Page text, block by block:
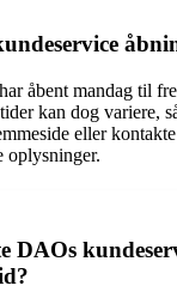
åbent mandag til
kan dog variere,
eller
oplysninger.
DAOs